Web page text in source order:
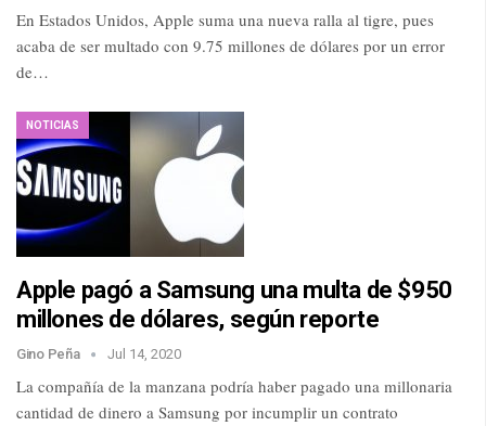
En Estados Unidos, Apple suma una nueva ralla al tigre, pues
acaba de ser multado con 9.75 millones de dólares por un error
de…
NOTICIAS
Apple pagó a Samsung una multa de $950
millones de dólares, según reporte
Gino Peña Jul 14, 2020
La compañía de la manzana podría haber pagado una millonaria
cantidad de dinero a Samsung por incumplir un contrato